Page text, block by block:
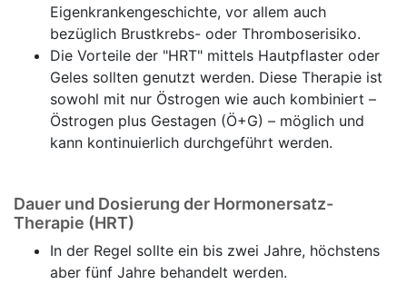
Eigenkrankengeschichte, vor allem auch
bezüglich Brustkrebs- oder Thromboserisiko.
Die Vorteile der "HRT" mittels Hautpflaster oder
Geles sollten genutzt werden. Diese Therapie ist
sowohl mit nur Östrogen wie auch kombiniert –
Östrogen plus Gestagen (Ö+G) – möglich und
kann kontinuierlich durchgeführt werden.
Dauer und Dosierung der Hormonersatz-
Therapie (HRT)
In der Regel sollte ein bis zwei Jahre, höchstens
aber fünf Jahre behandelt werden.